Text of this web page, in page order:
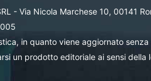
- Via Nicola Marchese 10, 00141
in quanto viene aggiornato senza
un prodotto editoriale ai sensi della